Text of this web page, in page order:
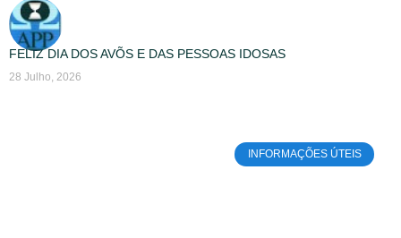
FELIZ DIA DOS AVÕS E DAS PESSOAS IDOSAS
28 Julho, 2026
INFORMAÇÕES ÚTEIS